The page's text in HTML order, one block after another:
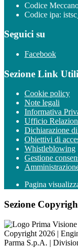
Codice
Codice ipa:
Seguici su
Facebook
Sezione Link Utili
Cookie policy
Note legali
Informativa
Ufficio
Dichiarazione
Obiettivi di
Whistleblowing
Gestione
Pagina
Sezione
Copyright 2026 |
Parma S.p.A. |